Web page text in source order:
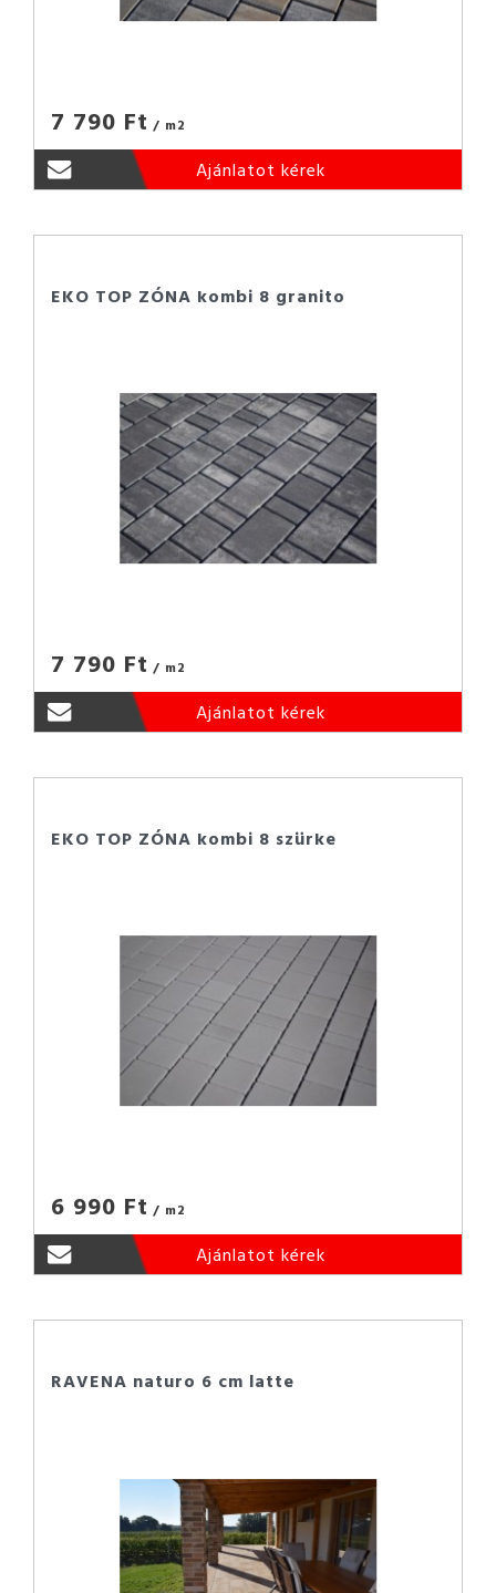
7 790 Ft / m2
Ajánlatot kérek
EKO TOP ZÓNA kombi 8 granito
7 790 Ft / m2
Ajánlatot kérek
EKO TOP ZÓNA kombi 8 szürke
6 990 Ft / m2
Ajánlatot kérek
RAVENA naturo 6 cm latte